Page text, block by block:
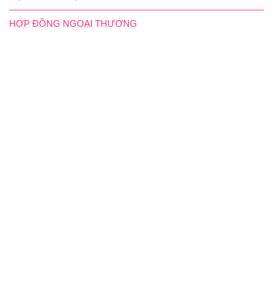
HỢP ĐỒNG NGOẠI THƯƠNG